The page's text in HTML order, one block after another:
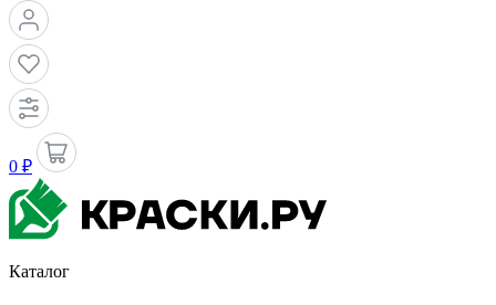
0 ₽
Каталог